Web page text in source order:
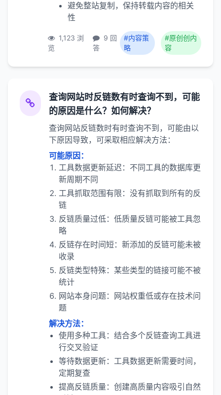
避免整站复制，保持转载内容的相关
性
1,123 浏
览
9 回
答
#内容策
略
#原创创内
容
查询网站时反链数有时查询不到，可能
的原因是什么？如何解决？
查询网站反链数时有时查询不到，可能由以
下原因导致，可采取相应解决方法：
可能原因：
工具数据更新延迟：不同工具的数据库更
新周期不同
工具抓取范围有限：没有抓取到所有的反
链
反链质量过低：低质量反链可能被工具忽
略
反链存在时间短：新添加的反链可能未被
收录
反链类型特殊：某些类型的链接可能不被
统计
网站本身问题：网站权重低或存在技术问
题
解决方法：
使用多种工具：结合多个反链查询工具进
行交叉验证
等待数据更新：工具数据更新需要时间，
定期复查
提高反链质量：创建高质量内容吸引自然